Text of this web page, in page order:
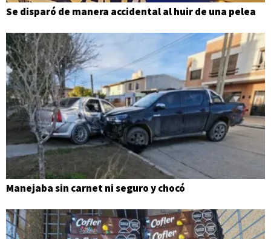
Se disparó de manera accidental al huir de una pelea
Manejaba sin carnet ni seguro y chocó